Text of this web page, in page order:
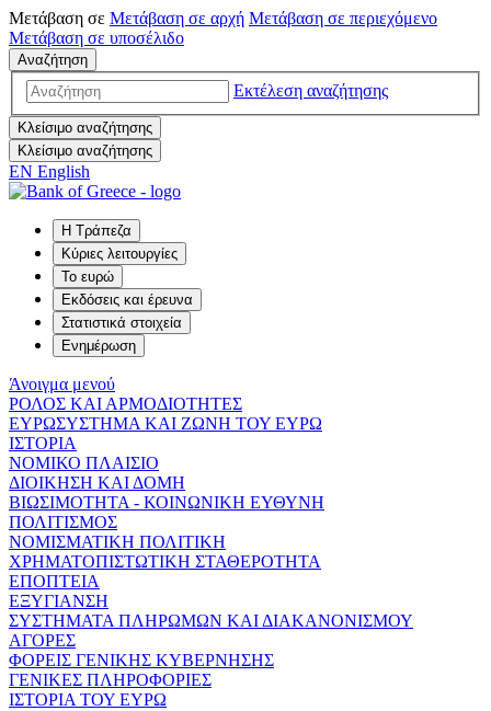
Μετάβαση σε Μετάβαση σε αρχή Μετάβαση σε περιεχόμενο
Μετάβαση σε υποσέλιδο
Αναζήτηση
Εκτέλεση αναζήτησης
Κλείσιμο αναζήτησης
Κλείσιμο αναζήτησης
EN English
Η Τράπεζα
Κύριες λειτουργίες
Το ευρώ
Εκδόσεις και έρευνα
Στατιστικά στοιχεία
Ενημέρωση
Άνοιγμα μενού
ΡΟΛΟΣ ΚΑΙ ΑΡΜΟΔΙΟΤΗΤΕΣ
ΕΥΡΩΣΥΣΤΗΜΑ ΚΑΙ ΖΩΝΗ ΤΟΥ ΕΥΡΩ
ΙΣΤΟΡΙΑ
ΝΟΜΙΚΟ ΠΛΑΙΣΙΟ
ΔΙΟΙΚΗΣΗ ΚΑΙ ΔΟΜΗ
ΒΙΩΣΙΜΟΤΗΤΑ - ΚΟΙΝΩΝΙΚΗ ΕΥΘΥΝΗ
ΠΟΛΙΤΙΣΜΟΣ
ΝΟΜΙΣΜΑΤΙΚΗ ΠΟΛΙΤΙΚΗ
ΧΡΗΜΑΤΟΠΙΣΤΩΤΙΚΗ ΣΤΑΘΕΡΟΤΗΤΑ
ΕΠΟΠΤΕΙΑ
ΕΞΥΓΙΑΝΣΗ
ΣΥΣΤΗΜΑΤΑ ΠΛΗΡΩΜΩΝ ΚΑΙ ΔΙΑΚΑΝΟΝΙΣΜΟΥ
ΑΓΟΡΕΣ
ΦΟΡΕΙΣ ΓΕΝΙΚΗΣ ΚΥΒΕΡΝΗΣΗΣ
ΓΕΝΙΚΕΣ ΠΛΗΡΟΦΟΡΙΕΣ
ΙΣΤΟΡΙΑ ΤΟΥ ΕΥΡΩ